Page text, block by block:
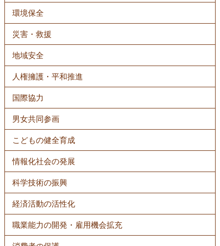
環境保全
災害・救援
地域安全
人権擁護・平和推進
国際協力
男女共同参画
こどもの健全育成
情報化社会の発展
科学技術の振興
経済活動の活性化
職業能力の開発・雇用機会拡充